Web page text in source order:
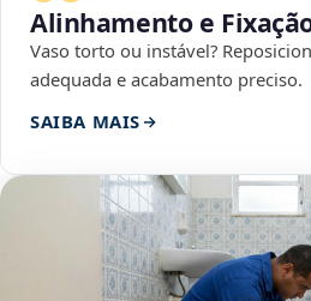
Alinhamento e
Vaso torto ou instável?
adequada e acabamento preciso.
SAIBA MAIS